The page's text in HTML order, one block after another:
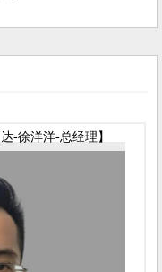
-徐洋洋-总经理】